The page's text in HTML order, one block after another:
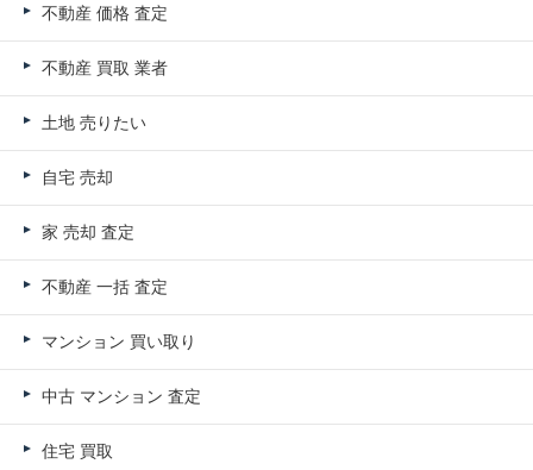
不動産 価格 査定
不動産 買取 業者
土地 売りたい
自宅 売却
家 売却 査定
不動産 一括 査定
マンション 買い取り
中古 マンション 査定
住宅 買取